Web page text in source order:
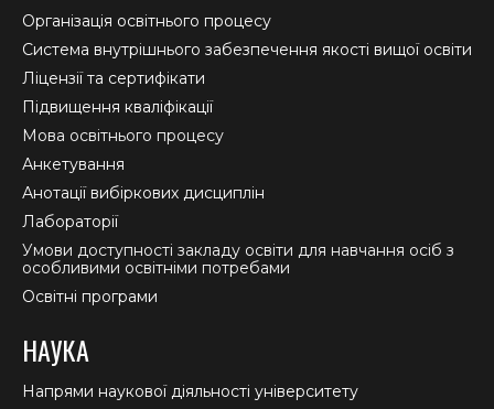
in
new
window
in
new
window
in
new
window
Організація освітнього процесу
Система внутрішнього забезпечення якості вищої освіти
Ліцензії та сертифікати
Підвищення кваліфікації
Мова освітнього процесу
Анкетування
Анотації вибіркових дисциплін
Лабораторії
Умови доступності закладу освіти для навчання осіб з
особливими освітніми потребами
Освітні програми
НАУКА
Напрями наукової діяльності університету